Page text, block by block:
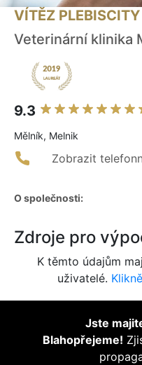
VÍTĚZ PLEBISCITY
Veterinární klinika
9.3
Mělník, Melnik
Zobrazit
O společnosti:
Zdroje pro
K těmto údajům
uživatelé.
Jste
Blahopřejeme!